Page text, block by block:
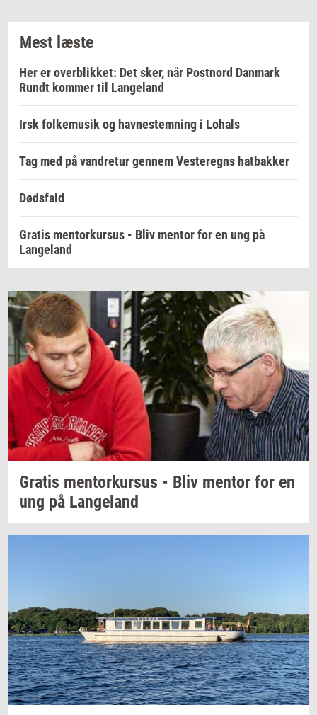
Mest læste
Her er overblikket: Det sker, når Postnord Danmark
Rundt kommer til Langeland
Irsk folkemusik og havnestemning i Lohals
Tag med på vandretur gennem Vesteregns hatbakker
Dødsfald
Gratis mentorkursus - Bliv mentor for en ung på
Langeland
Gra­tis men­tor­kur­sus - Bliv men­tor for en
ung på Lan­geland